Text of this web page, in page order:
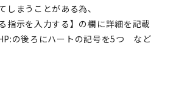
まうことがある為、
指示を入力する】の欄に詳細を記載
の後ろにハートの記号を5つ など